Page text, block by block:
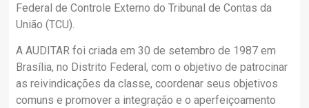
Federal de Controle Externo do Tribunal de Contas da
União (TCU).
A AUDITAR foi criada em 30 de setembro de 1987 em
Brasília, no Distrito Federal, com o objetivo de patrocinar
as reivindicações da classe, coordenar seus objetivos
comuns e promover a integração e o aperfeiçoamento